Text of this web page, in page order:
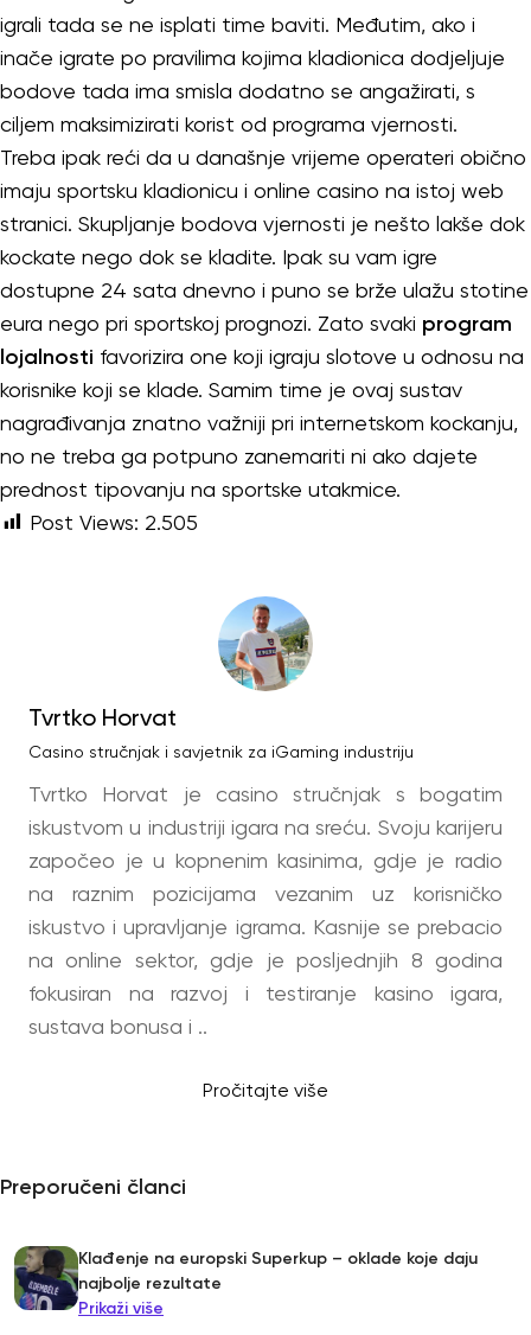
igrali tada se ne isplati time baviti. Međutim, ako i
inače igrate po pravilima kojima kladionica dodjeljuje
bodove tada ima smisla dodatno se angažirati, s
ciljem maksimizirati korist od programa vjernosti.
Treba ipak reći da u današnje vrijeme operateri obično
imaju sportsku kladionicu i online casino na istoj web
stranici. Skupljanje bodova vjernosti je nešto lakše dok
kockate nego dok se kladite. Ipak su vam igre
dostupne 24 sata dnevno i puno se brže ulažu stotine
eura nego pri sportskoj prognozi. Zato svaki program
lojalnosti favorizira one koji igraju slotove u odnosu na
korisnike koji se klade. Samim time je ovaj sustav
nagrađivanja znatno važniji pri internetskom kockanju,
no ne treba ga potpuno zanemariti ni ako dajete
prednost tipovanju na sportske utakmice.
Post Views: 2.505
Tvrtko Horvat
Casino stručnjak i savjetnik za iGaming industriju
Tvrtko Horvat je casino stručnjak s bogatim
iskustvom u industriji igara na sreću. Svoju karijeru
započeo je u kopnenim kasinima, gdje je radio
na raznim pozicijama vezanim uz korisničko
iskustvo i upravljanje igrama. Kasnije se prebacio
na online sektor, gdje je posljednjih 8 godina
fokusiran na razvoj i testiranje kasino igara,
sustava bonusa i ..
Pročitajte više
Preporučeni članci
Klađenje na europski Superkup – oklade koje daju
najbolje rezultate
Prikaži više